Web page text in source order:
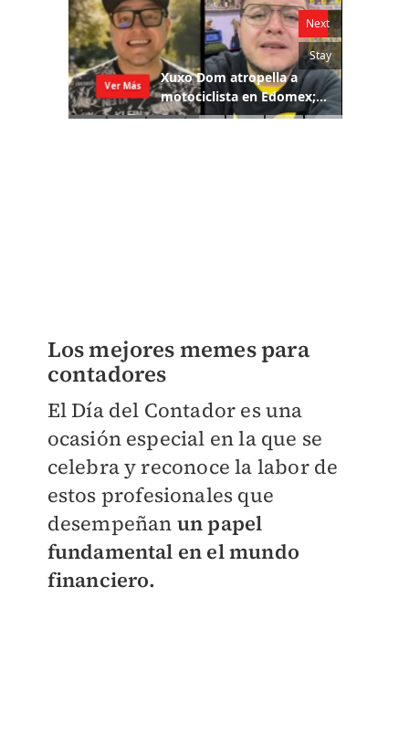
Los mejores memes para
contadores
El Día del Contador es una
ocasión especial en la que se
celebra y reconoce la labor de
estos profesionales que
desempeñan un papel
fundamental en el mundo
financiero.